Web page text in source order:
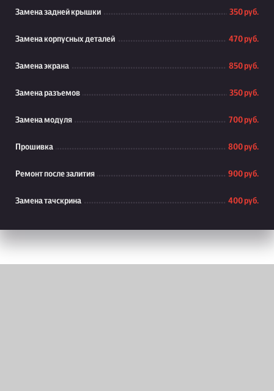
Замена задней крышки 350 руб.
Замена корпусных деталей 470 руб.
Замена экрана 850 руб.
Замена разъемов 350 руб.
Замена модуля 700 руб.
Прошивка 800 руб.
Ремонт после залития 900 руб.
Замена тачскрина 400 руб.